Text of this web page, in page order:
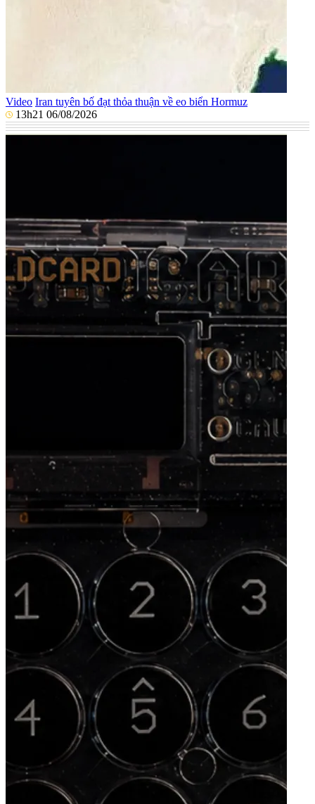
Video Iran tuyên bố đạt thỏa thuận về eo biển Hormuz
13h21 06/08/2026